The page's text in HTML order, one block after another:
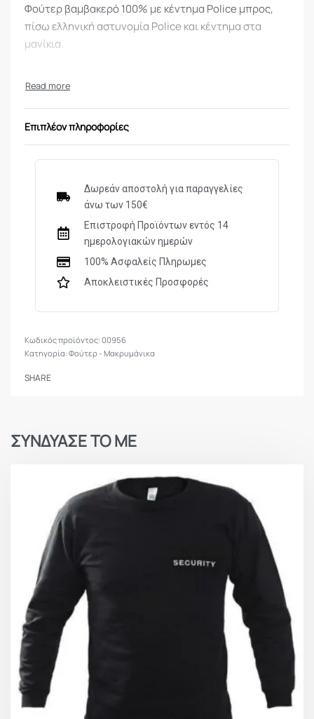
Φούτερ βαμβακερό 100% με κέντημα Police μπρος,
πίσω ελληνική αστυνομία Police και κέντημα στα
μανίκια.
Επιπλέον πληροφορίες
Δωρεάν αποστολή για παραγγελίες
άνω των 150€
Επιστροφή Προϊόντων εντός 14
ημερολογιακών ημερών
100% Ασφαλείς Πληρωμες
Αποκλειστικές Προσφορές
00956
Κατηγορία:Φούτερ - Μακρυμάνικα
SHARE
ΣΥΝΔΥΑΣΕ ΤΟ ΜΕ